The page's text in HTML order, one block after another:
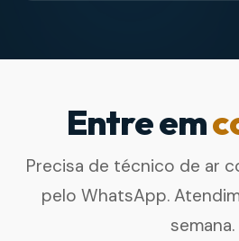
Entre em
Precisa de técnico de ar
pelo WhatsApp.
semana.